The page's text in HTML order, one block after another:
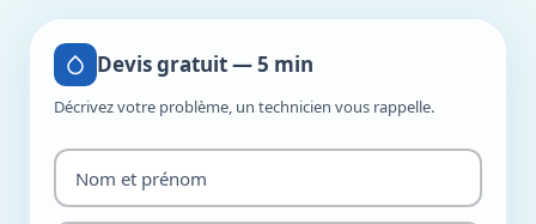
Devis gratuit — 5 min
Décrivez votre problème, un technicien vous rappelle.